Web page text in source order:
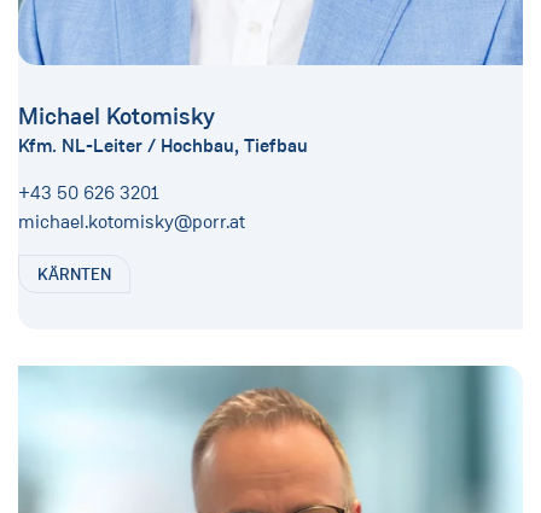
Michael Kotomisky
Kfm. NL-Leiter / Hochbau, Tiefbau
+43 50 626 3201
michael.kotomisky@porr.at
KÄRNTEN